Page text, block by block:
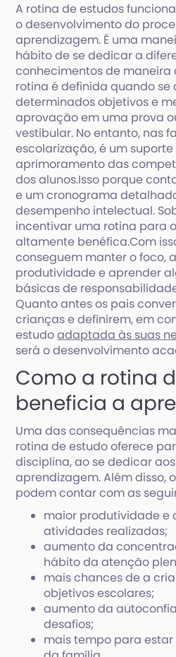
A rotina de estudos
o desenvolvimento do
aprendizagem. É uma
hábito de se dedicar a
conhecimentos de maneira
rotina é definida quando
determinados objetivos e
aprovação em uma prova
vestibular. No entanto, nas
escolarização, é um
aprimoramento das
dos alunos.Isso porque
e um cronograma
desempenho intelectual.
incentivar uma rotina para
altamente benéfica.Com
conseguem manter o foco,
produtividade e aprender
básicas de
Quanto antes os pais
crianças e definirem, em
estudoadaptada às suas
será o desenvolvimento
Como a rotina
beneficia a
Uma das consequências
rotina de estudo oferece
disciplina, ao se dedicar
aprendizagem. Além disso,
podem contar com as
maior produtividade e
atividades realizadas;
aumento da
hábito da atenção
mais chances de a
objetivos escolares;
aumento da
desafios;
mais tempo para